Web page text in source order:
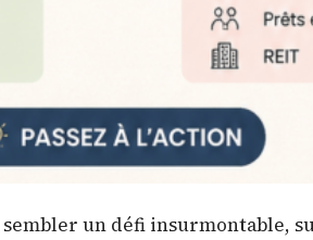
un défi insurmontable,